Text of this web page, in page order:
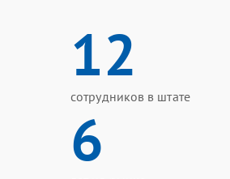
12
сотрудников в штате
6